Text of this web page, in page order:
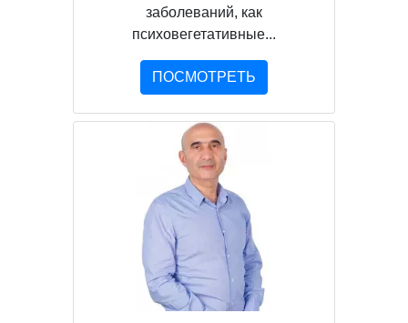
заболеваний, как
психовегетативные...
ПОСМОТРЕТЬ